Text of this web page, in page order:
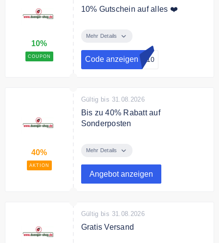
10%
COUPON
10% Gutschein auf alles ❤️
Neukunden mit diesem Code 10%
auf den gesamten Artikel-
Bestellwert
Mehr Details
Code anzeigen uf10
40%
AKTION
Gültig bis 31.08.2026
Bis zu 40% Rabatt auf
Sonderposten
Preis bei duenger-shop.de
Mehr Details
Angebot anzeigen
Gültig bis 31.08.2026
Gratis Versand